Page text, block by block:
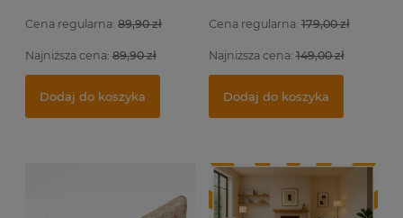
Cena regularna: 89,90 zł
Najniższa cena: 89,90 zł
Dodaj do koszyka
Cena regularna:179,00 zł
Najniższa cena:149,00 zł
Dodaj do koszyka
Indywidualna wizualizacja projektu
Dodaj do koszyka